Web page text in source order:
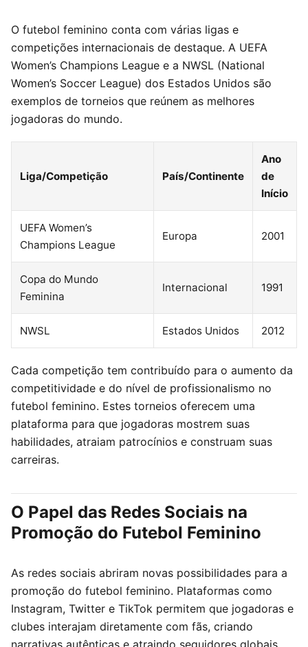
O futebol feminino conta com várias ligas e
competições internacionais de destaque. A UEFA
Women’s Champions League e a NWSL (National
Women’s Soccer League) dos Estados Unidos são
exemplos de torneios que reúnem as melhores
jogadoras do mundo.
Liga/Competição País/Continente
Ano
de
Início
UEFA Women’s
Champions League
Europa 2001
Copa do Mundo
Feminina
Internacional 1991
NWSL Estados Unidos 2012
Cada competição tem contribuído para o aumento da
competitividade e do nível de profissionalismo no
futebol feminino. Estes torneios oferecem uma
plataforma para que jogadoras mostrem suas
habilidades, atraiam patrocínios e construam suas
carreiras.
O Papel das Redes Sociais na
Promoção do Futebol Feminino
As redes sociais abriram novas possibilidades para a
promoção do futebol feminino. Plataformas como
Instagram, Twitter e TikTok permitem que jogadoras e
clubes interajam diretamente com fãs, criando
narrativas autênticas e atraindo seguidores globais.